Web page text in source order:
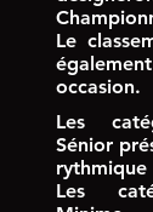
Le
occasion.
Les
Sénior
Les